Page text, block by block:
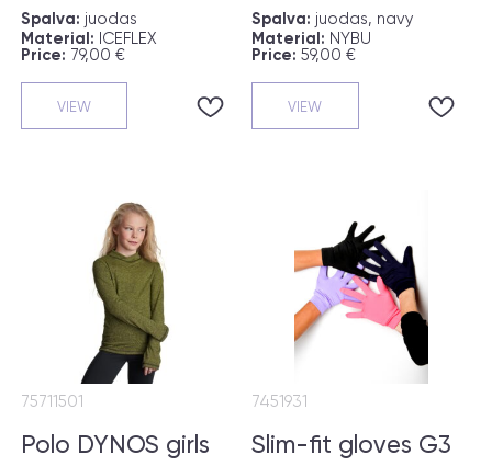
Spalva: juodas
Material: ICEFLEX
Price: 79,00 €
VIEW
Spalva: juodas, navy
Material: NYBU
Price: 59,00 €
VIEW
Polo DYNOS girls
75711501
Slim-fit gloves G3
7451931